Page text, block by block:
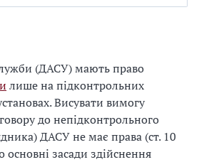
(ДАСУ) мають право
лише на підконтрольних
Висувати вимогу
до непідконтрольного
ДАСУ не має права (ст. 10
засади здійснення